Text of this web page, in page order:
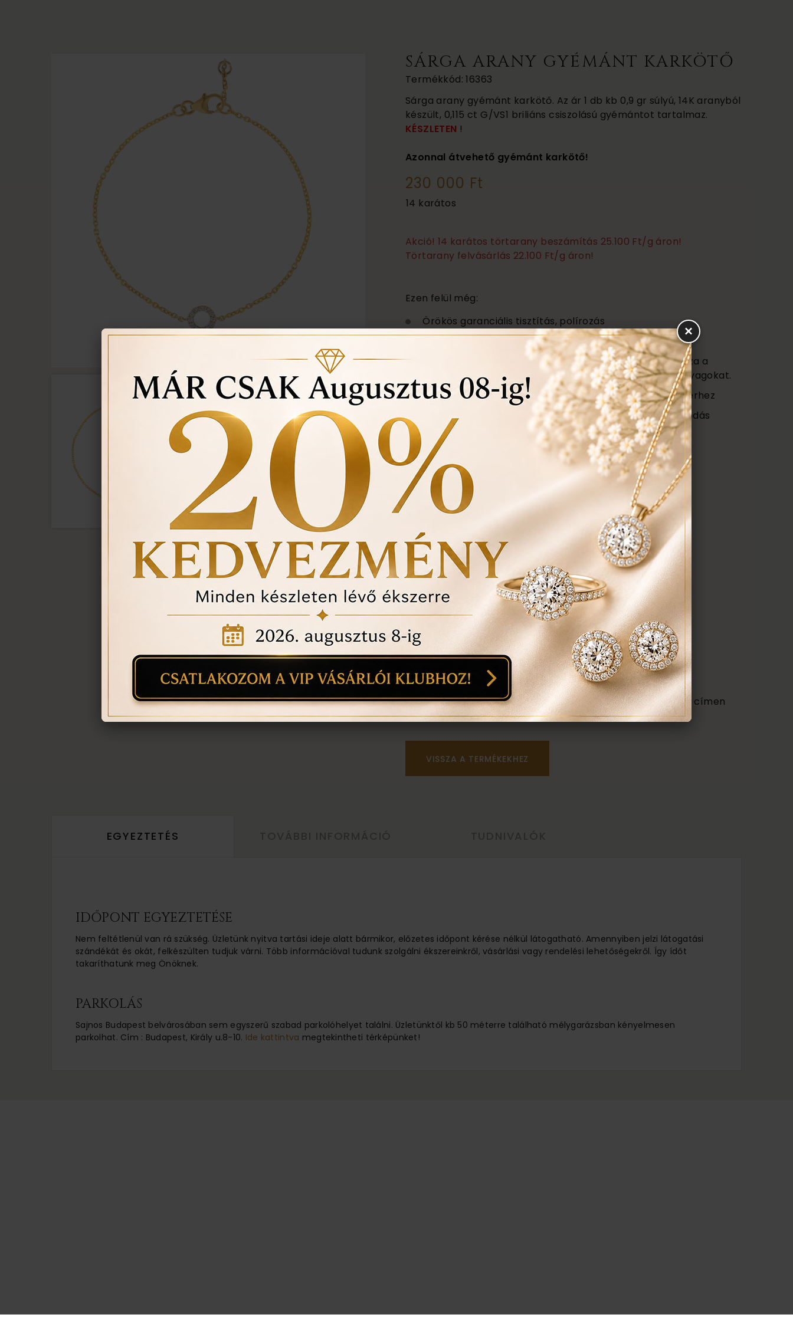
SÁRGA ARANY GYÉMÁNT KARKÖTŐ
Termékkód: 16363
Sárga arany gyémánt karkötő. Az ár 1 db kb 0,9 gr súlyú, 14K aranyból
készült, 0,115 ct G/VS1 briliáns csiszolású gyémántot tartalmaz.
KÉSZLETEN !
Azonnal átvehető gyémánt karkötő!
230 000 Ft
14 karátos
Akció! 14 karátos törtarany beszámítás 25.100 Ft/g áron!
Törtarany felvásárlás 22.100 Ft/g áron!
Ezen felül még:
Örökös garanciális tisztítás, polírozás
Ingyenes méret állítás
Vásárlási bizonylat avagy (Certificate) mely tartalmazza a
felhasznált kövek minőségét az ékszerben található anyagokat.
Ékszertartó doboz és ajándék tartó táska minden ékszerhez
Évente 1 alkalommal ingyenes ellenőrzés, rejtett károsodás
történt-e , mozgó kő, repedés a gyűrűn stb. Az általunk
felfedezett hibákat ingyenesen javítjuk.
ÉRDEKEL A TERMÉK, AJÁNLATOT KÉREK
darab
anyaga:
14 karátos
színe:
mint a képen
Személyes megtekintés a Budapest VII. kerület, Király u. 1/b címen
található üzletünkben történik.
VISSZA A TERMÉKEKHEZ
EGYEZTETÉS
IDŐPONT EGYEZTETÉSE
Nem feltétlenül van rá szükség. Üzletünk nyitva tartási ideje alatt bármikor, előzetes időpont kérése nélkül látogatható. Amennyiben jelzi látogatási
szándékát és okát, felkészülten tudjuk várni. Több információval tudunk szolgálni ékszereinkről, vásárlási vagy rendelési lehetőségekről. Így ídőt
takaríthatunk meg Önöknek.
PARKOLÁS
Sajnos Budapest belvárosában sem egyszerű szabad parkolóhelyet találni. Üzletünktől kb 50 méterre található mélygarázsban kényelmesen
parkolhat. Cím : Budapest, Király u.8-10. Ide kattintva megtekintheti térképünket!
×